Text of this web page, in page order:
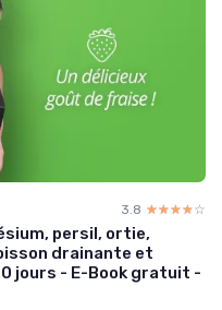
3.8 ☆☆☆☆☆
★★★★★
persil, ortie,
drainante et
jours - E-Book gratuit -